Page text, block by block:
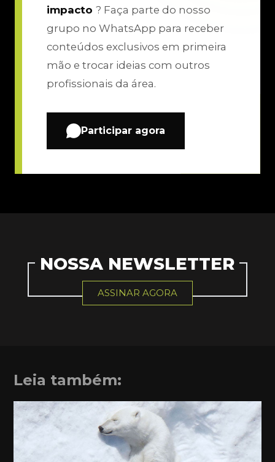
impacto ? Faça parte do nosso
grupo no WhatsApp para receber
conteúdos exclusivos em primeira
mão e trocar ideias com outros
profissionais da área.
Participar agora
NOSSA NEWSLETTER
ASSINAR AGORA
Leia também: